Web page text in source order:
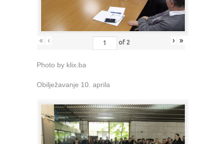
« ‹ of 2 › »
Photo by klix.ba
Obilježavanje 10. aprila